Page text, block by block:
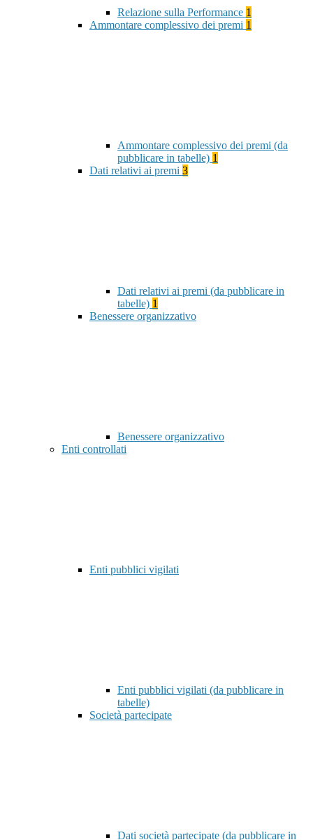
Relazione sulla Performance 1
Ammontare complessivo dei premi 1
Ammontare complessivo dei premi (da
pubblicare in tabelle) 1
Dati relativi ai premi 3
Dati relativi ai premi (da pubblicare in
tabelle) 1
Benessere organizzativo
Benessere organizzativo
Enti controllati
Enti pubblici vigilati
Enti pubblici vigilati (da pubblicare in
tabelle)
Società partecipate
Dati società partecipate (da pubblicare in